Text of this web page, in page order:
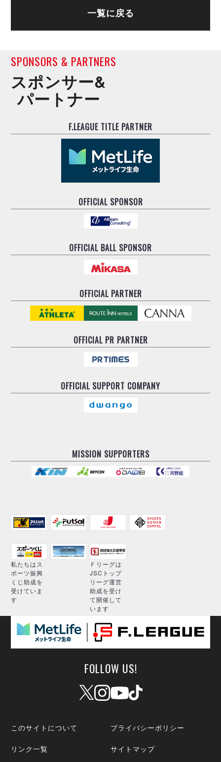
一覧に戻る
SPONSORS & PARTNERS
スポンサー&
パートナー
F.LEAGUE TITLE PARTNER
OFFICIAL SPONSOR
OFFICIAL BALL SPONSOR
OFFICIAL PARTNER
OFFICIALPR PARTNER
OFFICIAL SUPPORT COMPANY
MISSION SUPPORTERS
私たちはス
ポーツ振興
くじ助成を
受けていま
す
Ｆリーグは
JSCトップ
リーグ運営
助成を受け
て開催して
います
FOLLOW US!
このサイトについて プライバシーポリシー
リンク一覧 サイトマップ